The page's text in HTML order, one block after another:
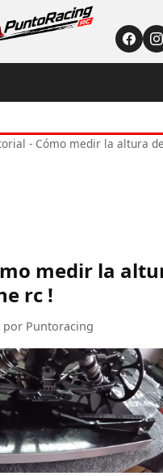
- Cómo medir la altura
medir la
rc !
por Puntoracing